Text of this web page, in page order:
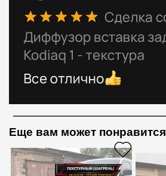
Еще вам может понравится